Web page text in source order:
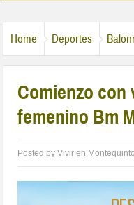
Home Deportes
Comienzo
femenino Bm
Posted byVivir en Montequinto